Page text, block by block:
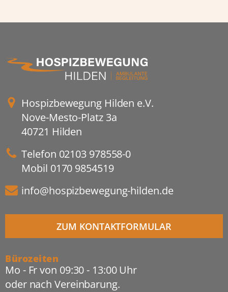
Hospizbewegung Hilden e.V.
Nove-Mesto-Platz 3a
40721 Hilden
Telefon 02103 978558-0
Mobil 0170 9854519
info@hospizbewegung-hilden.de
ZUM KONTAKTFORMULAR
Bürozeiten
Mo - Fr von 09:30 - 13:00 Uhr
oder nach Vereinbarung.